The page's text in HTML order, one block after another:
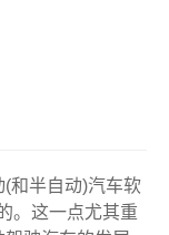
(和半自动)汽车软
。这一点尤其重